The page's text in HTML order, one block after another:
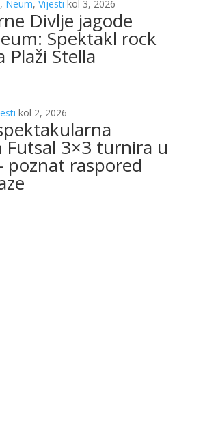
, Neum, Vijesti kol 3, 2026
Divlje jagode
Spektakl rock
Plaži Stella
kol 2, 2026
Futsal 3×3 turnira u
poznat raspored